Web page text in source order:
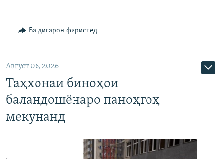
Ба дигарон фиристед
Август 06, 2026
Таҳхонаи биноҳои
баландошёнаро паноҳгоҳ
мекунанд